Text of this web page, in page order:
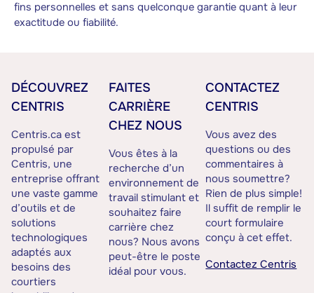
fins personnelles et sans quelconque garantie quant à leur
exactitude ou fiabilité.
DÉCOUVREZ
CENTRIS
Centris.ca est
propulsé par
Centris, une
entreprise offrant
une vaste gamme
d’outils et de
solutions
technologiques
adaptés aux
besoins des
courtiers
FAITES
CARRIÈRE
CHEZ NOUS
Vous êtes à la
recherche d’un
environnement de
travail stimulant et
souhaitez faire
carrière chez
nous? Nous avons
peut-être le poste
idéal pour vous.
CONTACTEZ
CENTRIS
Vous avez des
questions ou des
commentaires à
nous soumettre?
Rien de plus simple!
Il suffit de remplir le
court formulaire
conçu à cet effet.
Contactez Centris